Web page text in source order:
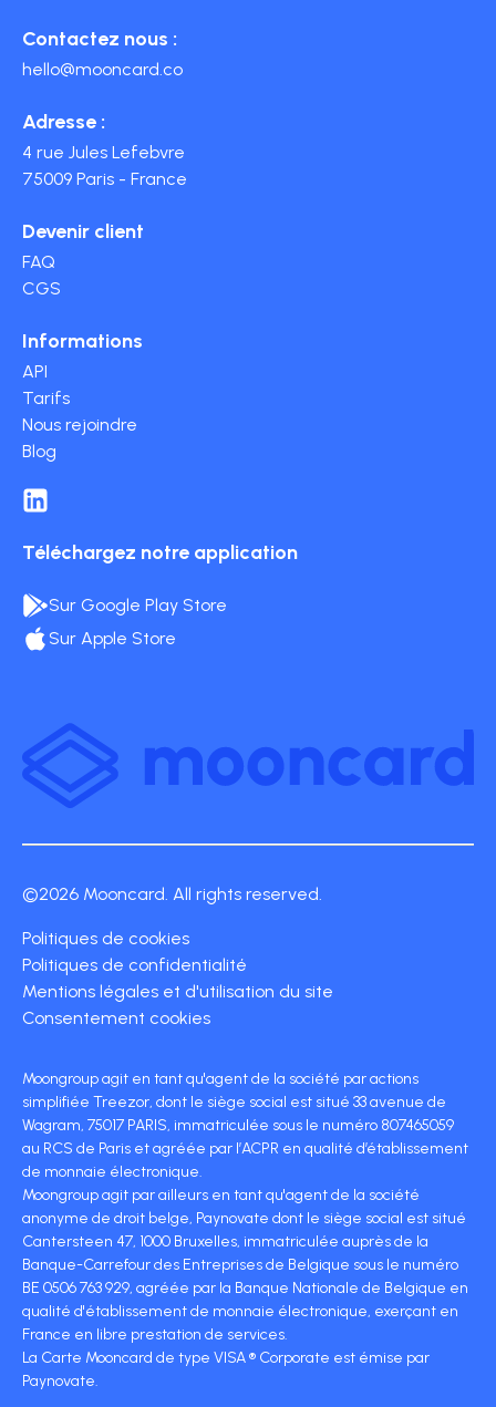
Contactez nous :
hello@mooncard.co
Adresse :
4 rue Jules Lefebvre
75009 Paris - France
Devenir client
FAQ
CGS
Informations
API
Tarifs
Nous rejoindre
Blog
Téléchargez notre application
Sur Google Play Store
Sur Apple Store
©2026 Mooncard. All rights reserved.
Politiques de cookies
Politiques de confidentialité
Mentions légales et d'utilisation du site
Consentement cookies
Moongroup agit en tant qu'agent de la société par actions
simplifiée Treezor, dont le siège social est situé 33 avenue de
Wagram, 75017 PARIS, immatriculée sous le numéro 807465059
au RCS de Paris et agréée par l’ACPR en qualité d’établissement
de monnaie électronique.
Moongroup agit par ailleurs en tant qu'agent de la société
anonyme de droit belge, Paynovate dont le siège social est situé
Cantersteen 47, 1000 Bruxelles, immatriculée auprès de la
Banque-Carrefour des Entreprises de Belgique sous le numéro
BE 0506 763 929, agréée par la Banque Nationale de Belgique en
qualité d'établissement de monnaie électronique, exerçant en
France en libre prestation de services.
La Carte Mooncard de type VISA ® Corporate est émise par
Paynovate.